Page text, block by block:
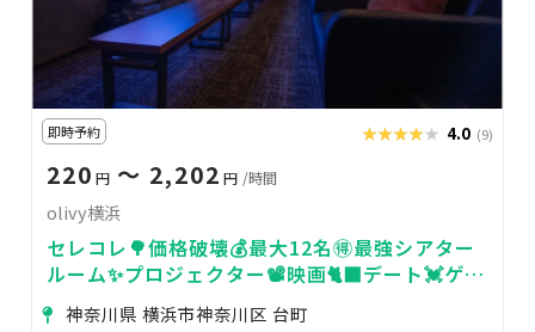
即時予約 ★★★★★
★★★★★ 4.0 (9)
220 円 〜 2,202 円 /時間
olivy横浜
セレコレ🌳価格破壊💰最大12名🉐最強シアター
ルーム✨プロジェクター📽️映画🐈‍⬛デート💓ゲー
ム🎮女子会💗推し活🌟24H🏪olivy横浜
神奈川県 横浜市神奈川区 台町